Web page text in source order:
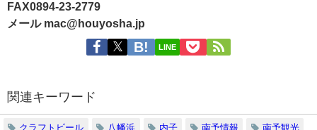
FAX0894-23-2779
メール mac@houyosha.jp
LINE
関連キーワード
クラフトビール 八幡浜 内子 南予情報 南予観光